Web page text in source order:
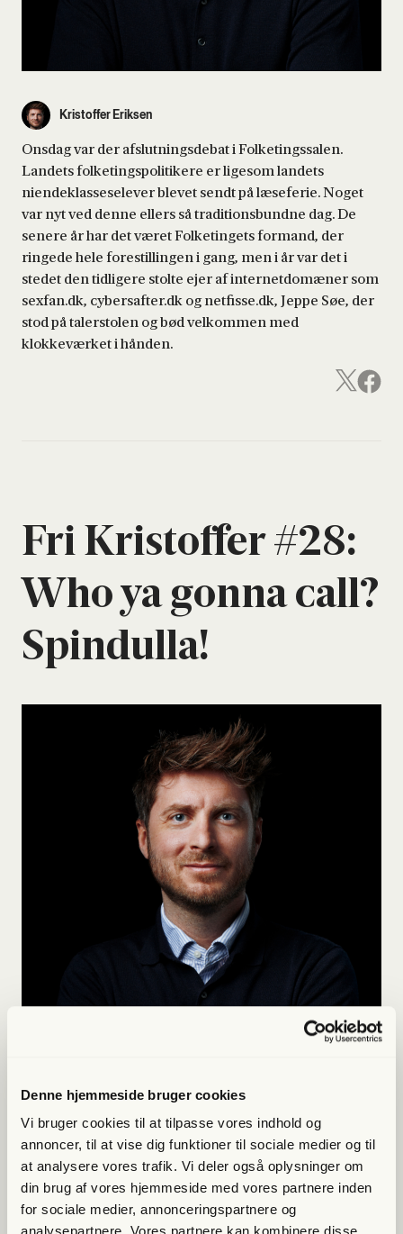
Denne hjemmeside bruger cookies
Vi bruger cookies til at tilpasse vores indhold og
annoncer, til at vise dig funktioner til sociale medier og til
at analysere vores trafik. Vi deler også oplysninger om
din brug af vores hjemmeside med vores partnere inden
for sociale medier, annonceringspartnere og
Kristoffer Eriksen
Onsdag var der afslutningsdebat i Folketingssalen.
Landets folketingspolitikere er ligesom landets
niendeklasseselever blevet sendt på læseferie. Noget
var nyt ved denne ellers så traditionsbundne dag. De
senere år har det været Folketingets formand, der
ringede hele forestillingen i gang, men i år var det i
stedet den tidligere stolte ejer af internetdomæner som
sexfan.dk, cybersafter.dk og netfisse.dk, Jeppe Søe, der
stod på talerstolen og bød velkommen med
klokkeværket i hånden.
Fri Kri­stof­fer #28:
Who ya gon­na call?
Spin­dul­la!
Efter Moderaterne har ansat den notoriske spindoktor
Ulla Østergaard – også kendt som “Spindulla” og
“Mutter Skrap” – som ny kommunikationschef, fristes
man til at spørge, om der snart er flere ledige sæder i
klovnebussen?